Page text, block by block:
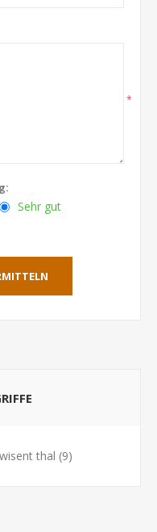
*
Sehr gut
wisent thal (9)